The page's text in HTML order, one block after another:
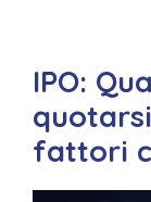
IPO:
fattori